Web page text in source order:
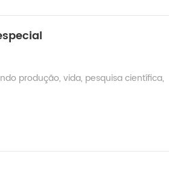
produção, vida, pesquisa científica,